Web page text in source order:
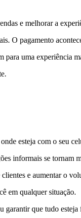
e melhorar a
O pagamento
para uma experiência
esteja com o seu
informais se tornam
e aumentar o
em qualquer situação.
garantir que tudo esteja